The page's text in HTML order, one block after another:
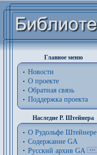
Главное меню
Новости
О проекте
Обратная связь
Поддержка проекта
Наследие Р. Штейнера
О Рудольфе Штейнере
Содержание GA
Русский архив GA